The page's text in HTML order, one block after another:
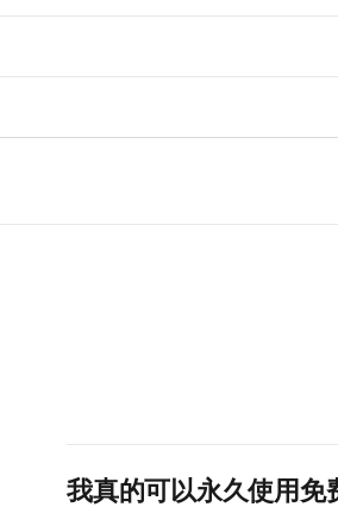
我真的可以永久使用免